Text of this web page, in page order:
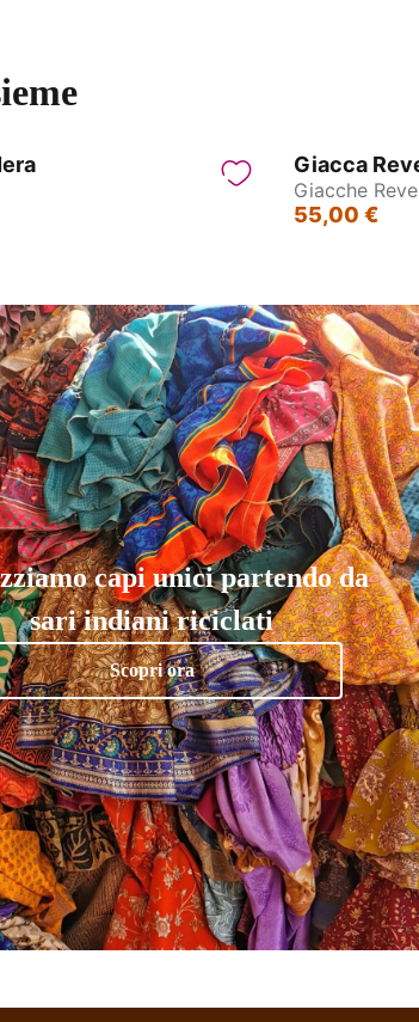
Giacca
Giacche
55,00 €
capi unici partendo da
sari indiani riciclati
Scopri ora